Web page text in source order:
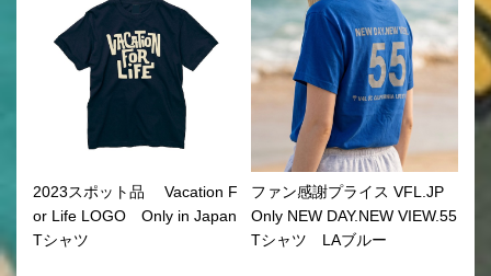
2023スポット品 Vacation F
or Life LOGO Only in Japan
Tシャツ
ファン感謝プライス VFL.JP
Only NEW DAY.NEW VIEW.55
Tシャツ LAブルー